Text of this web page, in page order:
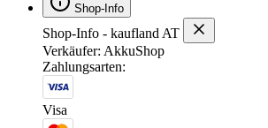
Shop-Info
Shop-Info - kaufland AT
Verkäufer: AkkuShop
Zahlungsarten:
Visa